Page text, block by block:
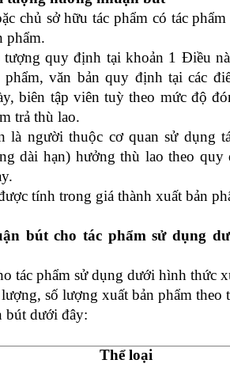
chủ sở hữu tác phẩm có tác
phẩm.
quy định tại khoản 1 Điều
phẩm, văn bản quy định tại các
biên tập viên tuỳ theo mức độ
trả thù lao.
là người thuộc cơ quan sử dụng
dài hạn) hưởng thù lao theo
tính trong giá thành xuất bản
bút cho tác phẩm sử dụng
tác phẩm sử dụng dưới hình thức
số lượng xuất bản phẩm theo
bút dưới đây:
Thể loại